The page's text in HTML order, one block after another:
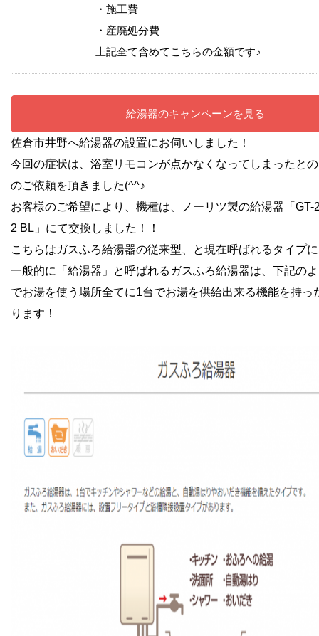
・施工費
・産廃処分費
上記全て含めてこちらの金額です♪
給湯器のキャンペーンを見る
佐倉市井野へ給湯器の設置にお伺いしました！
今回の症状は、浴室リモコンが点かなくなってしまったと
のご依頼を頂きました(^^♪
お客様のご希望により、機種は、ノーリツ製の給湯器「GT-
2 BL」にて交換しました！！
こちらはガスふろ給湯器の従来型、と現在呼ばれるタイプ
一般的に「給湯器」と呼ばれるガスふろ給湯器は、下記の
でお湯を使う場所全てに1台でお湯を供給出来る機能を持っ
ります！